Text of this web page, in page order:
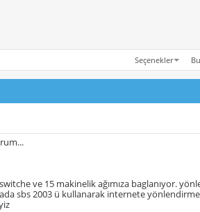
Seçenekler
ve 15 makinelik ağımıza baglanıyor.
sbs 2003 ü kullanarak internete